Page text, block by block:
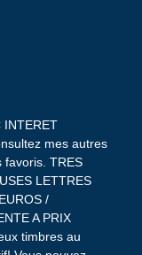
INTERET
mes autres
favoris. TRES
LETTRES
/
A PRIX
timbres au